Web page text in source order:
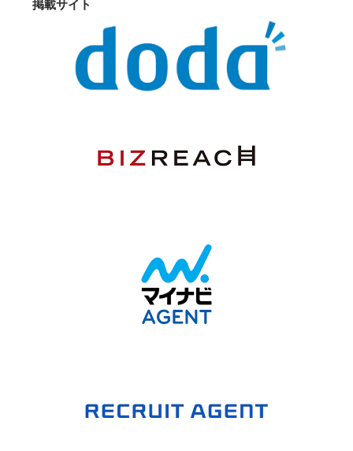
掲載サイト